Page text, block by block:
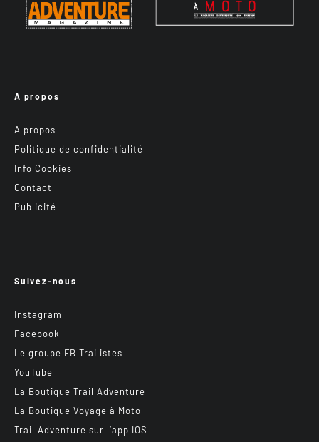
A propos
A propos
Politique de confidentialité
Info Cookies
Contact
Publicité
Suivez-nous
Instagram
Facebook
Le groupe FB Trailistes
YouTube
La Boutique Trail Adventure
La Boutique Voyage à Moto
Trail Adventure sur l’app IOS